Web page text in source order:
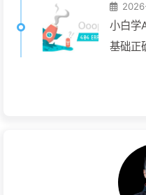
小白学
基础正